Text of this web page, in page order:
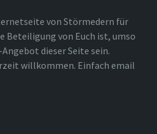
von Störmedern für
Beteiligung von Euch ist, umso
dieser Seite sein.
willkommen. Einfach email